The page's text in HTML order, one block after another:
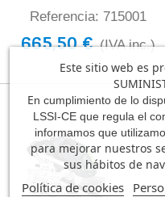
Referencia: 715001
665,50 € (IVA inc.)
Este sitio web es
En cumplimiento de lo
LSSI-CE que regula el
informamos que
para mejorar nuestros
sus hábitos de
Política de cookies